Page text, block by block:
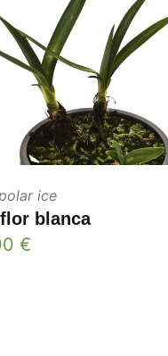
ice
blanca
€